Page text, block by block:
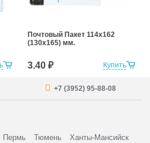
Купить
Почтовый Пакет 114х162
(130х165) мм.
3.40 ₽
+7 (3952) 95-88-08
Пермь Тюмень Ханты-Мансийск